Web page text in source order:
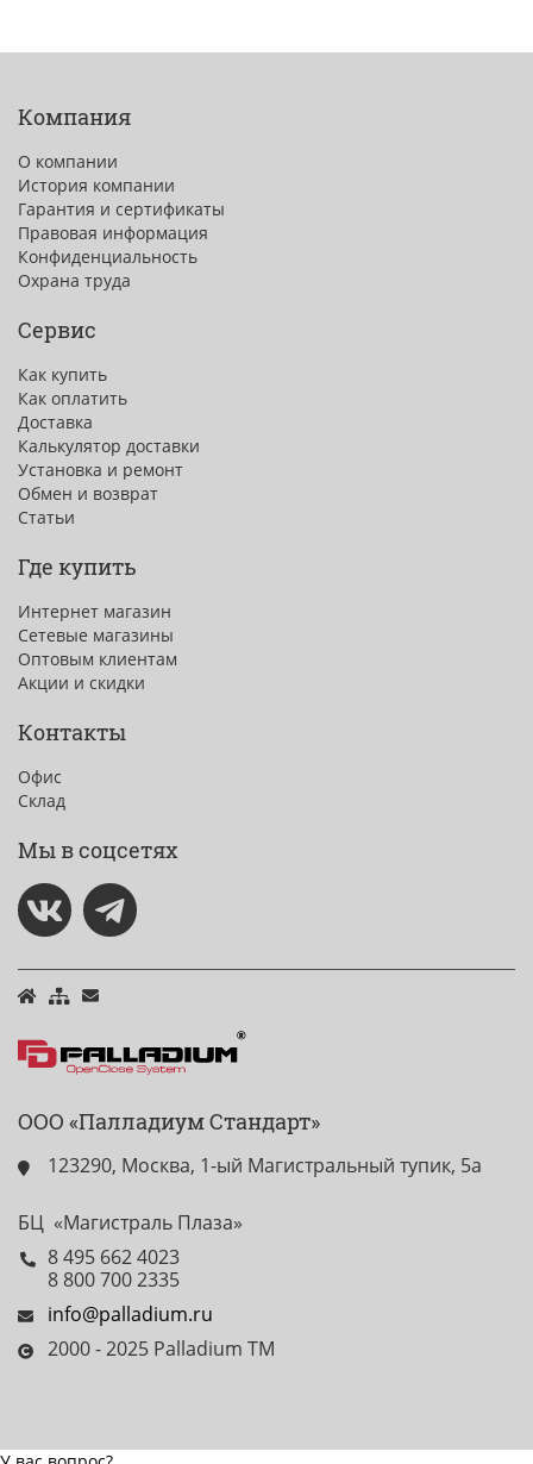
Компания
О компании
История компании
Гарантия и сертификаты
Правовая информация
Конфиденциальность
Охрана труда
Сервис
Как купить
Как оплатить
Доставка
Калькулятор доставки
Установка и ремонт
Обмен и возврат
Статьи
Где купить
Интернет магазин
Сетевые магазины
Оптовым клиентам
Акции и скидки
Контакты
Офис
Склад
Мы в соцсетях
ООО «Палладиум Стандарт»
123290, Москва, 1-ый Магистральный тупик, 5а
БЦ «Магистраль Плаза»
8 495 662 4023
8 800 700 2335
info@palladium.ru
2000 - 2025 Palladium TM